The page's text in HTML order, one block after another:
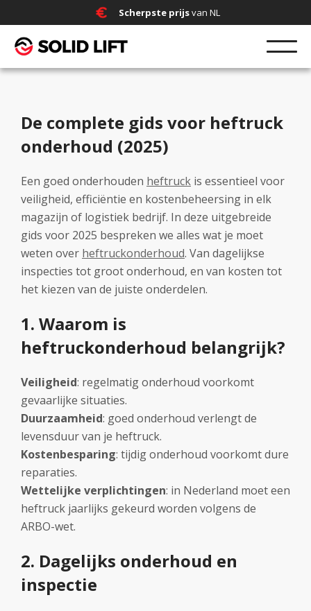
Scherpste prijsvan NL
De complete gids voor heftruck
onderhoud (2025)
Een goed onderhouden heftruck is essentieel voor
veiligheid, efficiëntie en kostenbeheersing in elk
magazijn of logistiek bedrijf. In deze uitgebreide
gids voor 2025 bespreken we alles wat je moet
weten over heftruckonderhoud. Van dagelijkse
inspecties tot groot onderhoud, en van kosten tot
het kiezen van de juiste onderdelen.
1. Waarom is
heftruckonderhoud belangrijk?
Veiligheid: regelmatig onderhoud voorkomt
gevaarlijke situaties.
Duurzaamheid: goed onderhoud verlengt de
levensduur van je heftruck.
Kostenbesparing: tijdig onderhoud voorkomt dure
reparaties.
Wettelijke verplichtingen: in Nederland moet een
heftruck jaarlijks gekeurd worden volgens de
ARBO-wet.
2. Dagelijks onderhoud en
inspectie